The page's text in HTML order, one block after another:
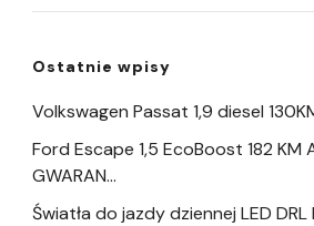
Ostatnie wpisy
Volkswagen Passat 1,9 diesel
Ford Escape 1,5 EcoBoost 182 KM
GWARAN…
Światła do jazdy dziennej LED DRL